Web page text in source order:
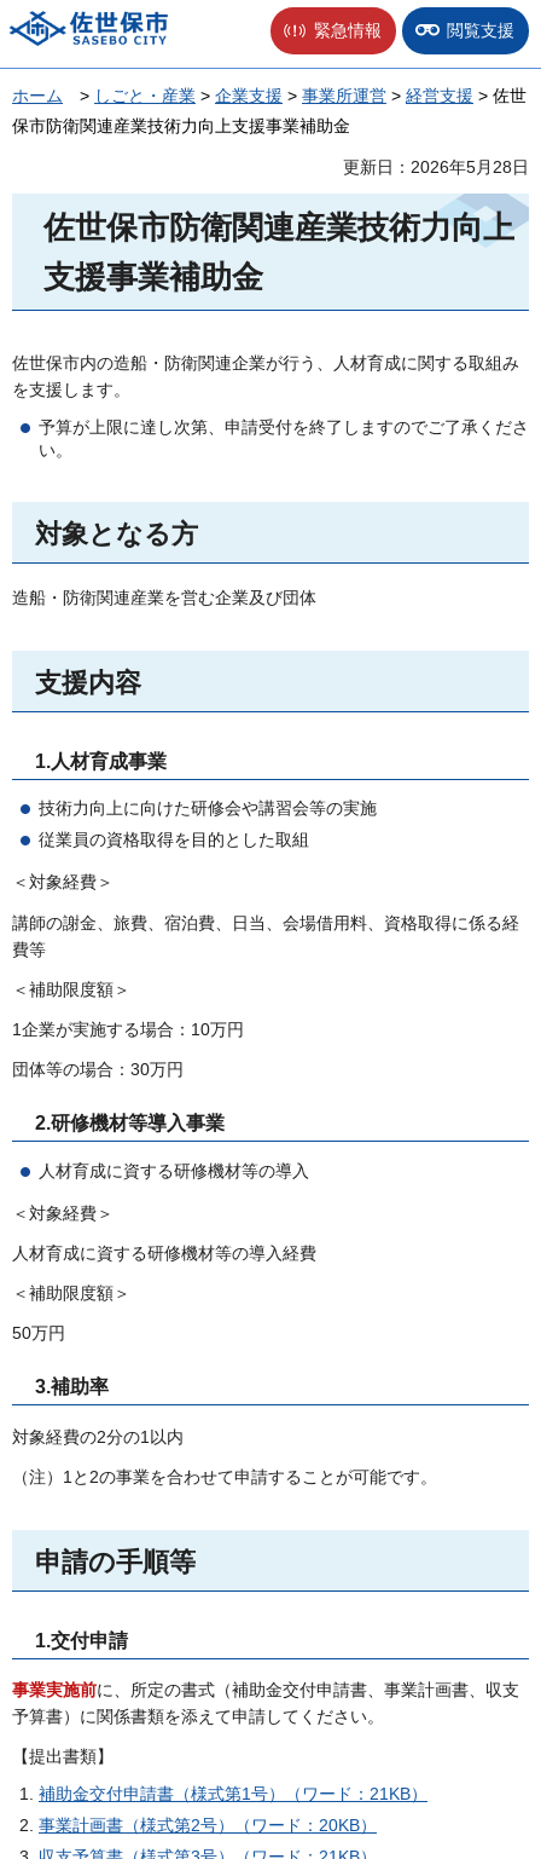
佐世保市 緊急情報 閲覧支援
ホーム > しごと・産業 > 企業支援 > 事業所運営 > 経営支援 > 佐世
保市防衛関連産業技術力向上支援事業補助金
更新日：2026年5月28日
佐世保市防衛関連産業技術力向上
支援事業補助金
佐世保市内の造船・防衛関連企業が行う、人材育成に関する取組み
を支援します。
予算が上限に達し次第、申請受付を終了しますのでご了承くださ
い。
対象となる方
造船・防衛関連産業を営む企業及び団体
支援内容
1.人材育成事業
技術力向上に向けた研修会や講習会等の実施
従業員の資格取得を目的とした取組
＜対象経費＞
講師の謝金、旅費、宿泊費、日当、会場借用料、資格取得に係る経
費等
＜補助限度額＞
1企業が実施する場合：10万円
団体等の場合：30万円
2.研修機材等導入事業
人材育成に資する研修機材等の導入
＜対象経費＞
人材育成に資する研修機材等の導入経費
＜補助限度額＞
50万円
3.補助率
対象経費の2分の1以内
（注）1と2の事業を合わせて申請することが可能です。
申請の手順等
1.交付申請
事業実施前に、所定の書式（補助金交付申請書、事業計画書、収支
予算書）に関係書類を添えて申請してください。
【提出書類】
補助金交付申請書（様式第1号）（ワード：21KB）
事業計画書（様式第2号）（ワード：20KB）